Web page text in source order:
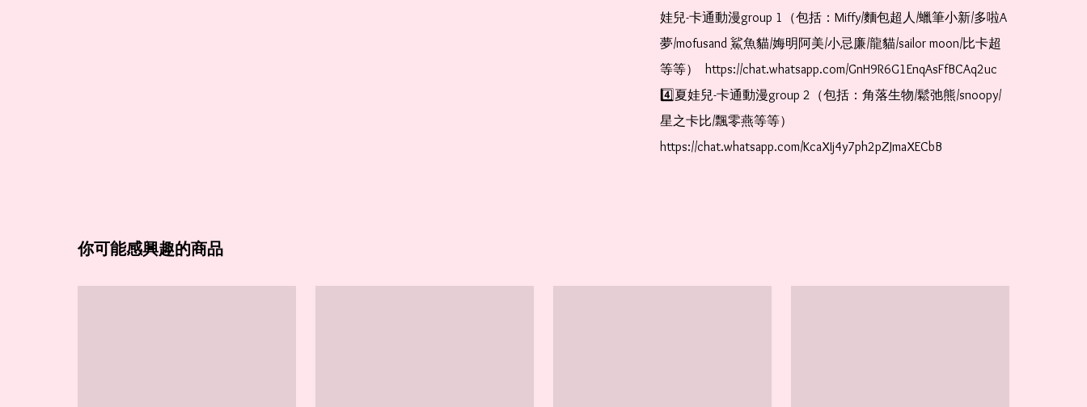
娃兒-卡通動漫group 1（包括：Miffy/麵包超人/蠟筆小新/多啦A
夢/mofusand 鯊魚貓/娒明阿美/小忌廉/龍貓/sailor moon/比卡超
等等）  https://chat.whatsapp.com/GnH9R6G1EnqAsFfBCAq2uc
4️⃣夏娃兒-卡通動漫group 2（包括：角落生物/鬆弛熊/snoopy/
星之卡比/飄零燕等等）
https://chat.whatsapp.com/KcaXIj4y7ph2pZJmaXECbB
你可能感興趣的商品